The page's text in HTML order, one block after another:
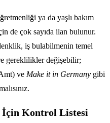
ya da yaşlı bakım
de çok sayıda ilan bulunur.
iş bulabilmenin temel
gereklilikler değişebilir;
ve Make it in Germany gibi
İçin Kontrol Listesi